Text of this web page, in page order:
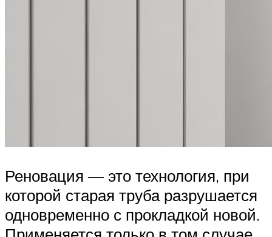
Реновация — это технология, при
которой старая труба разрушается
одновременно с прокладкой новой.